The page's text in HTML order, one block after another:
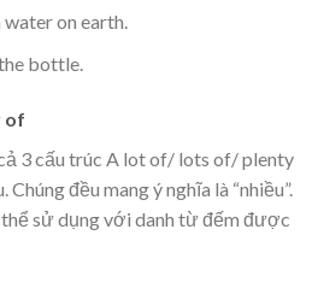
water on earth.
bottle.
of
3 cấu trúc A lot of/ lots of/ plenty
đều mang ý nghĩa là “nhiều”.
sử dụng với danh từ đếm được